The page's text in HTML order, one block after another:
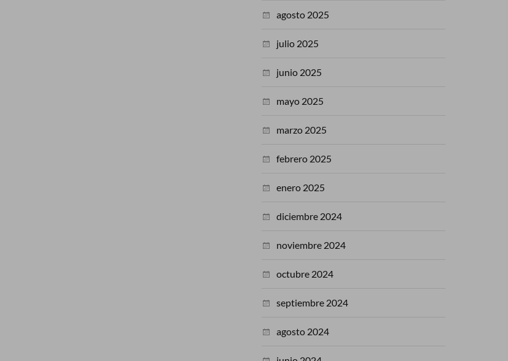
agosto 2025
julio 2025
junio 2025
mayo 2025
marzo 2025
febrero 2025
enero 2025
diciembre 2024
noviembre 2024
octubre 2024
septiembre 2024
agosto 2024